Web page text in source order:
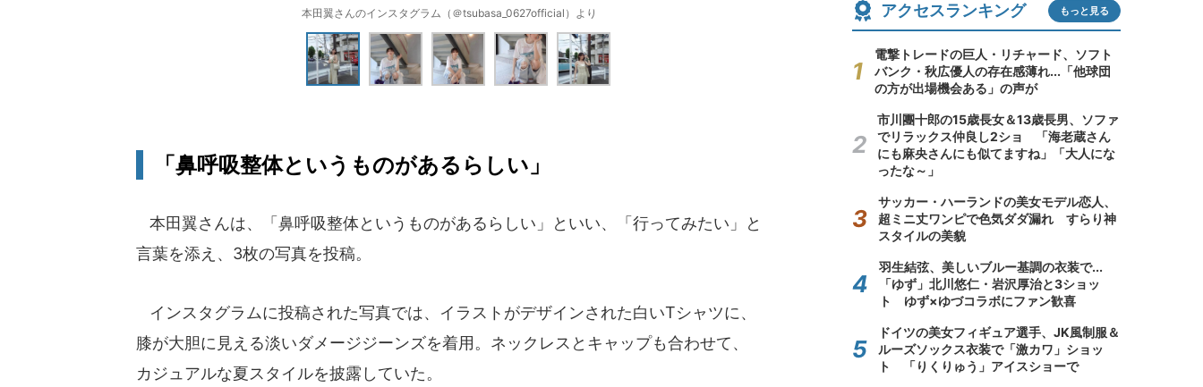
本田翼さんのインスタグラム（＠tsubasa_0627official）より
「鼻呼吸整体というものがあるらしい」
本田翼さんは、「鼻呼吸整体というものがあるらしい」といい、「行ってみたい」と
言葉を添え、3枚の写真を投稿。
インスタグラムに投稿された写真では、イラストがデザインされた白いTシャツに、
膝が大胆に見える淡いダメージジーンズを着用。ネックレスとキャップも合わせて、
カジュアルな夏スタイルを披露していた。
アクセスランキング もっと見る
電撃トレードの巨人・リチャード、ソフト
バンク・秋広優人の存在感薄れ...「他球団
の方が出場機会ある」の声が
市川團十郎の15歳長女＆13歳長男、ソファ
でリラックス仲良し2ショ 「海老蔵さん
にも麻央さんにも似てますね」「大人にな
ったな～」
サッカー・ハーランドの美女モデル恋人、
超ミニ丈ワンピで色気ダダ漏れ すらり神
スタイルの美貌
羽生結弦、美しいブルー基調の衣装で...
「ゆず」北川悠仁・岩沢厚治と3ショッ
ト ゆず×ゆづコラボにファン歓喜
ドイツの美女フィギュア選手、JK風制服＆
ルーズソックス衣装で「激カワ」ショッ
ト 「りくりゅう」アイスショーで